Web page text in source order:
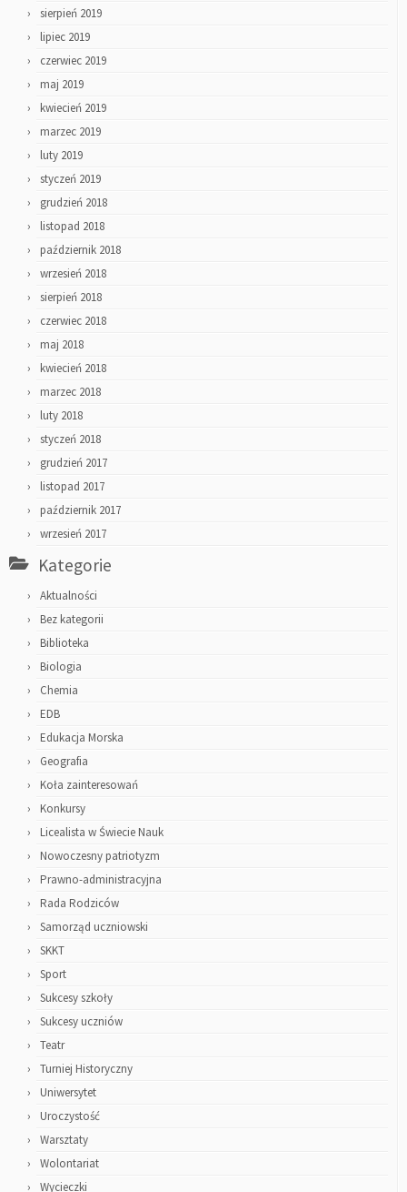
sierpień 2019
lipiec 2019
czerwiec 2019
maj 2019
kwiecień 2019
marzec 2019
luty 2019
styczeń 2019
grudzień 2018
listopad 2018
październik 2018
wrzesień 2018
sierpień 2018
czerwiec 2018
maj 2018
kwiecień 2018
marzec 2018
luty 2018
styczeń 2018
grudzień 2017
listopad 2017
październik 2017
wrzesień 2017
Kategorie
Aktualności
Bez kategorii
Biblioteka
Biologia
Chemia
EDB
Edukacja Morska
Geografia
Koła zainteresowań
Konkursy
Licealista w Świecie Nauk
Nowoczesny patriotyzm
Prawno-administracyjna
Rada Rodziców
Samorząd uczniowski
SKKT
Sport
Sukcesy szkoły
Sukcesy uczniów
Teatr
Turniej Historyczny
Uniwersytet
Uroczystość
Warsztaty
Wolontariat
Wycieczki